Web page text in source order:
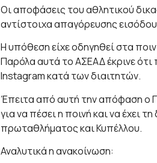
Οι αποφάσεις του αθλητικού
αντίστοιχα απαγόρευσης
Η υπόθεση είχε οδηγηθεί στα
Παρόλα αυτά το ΑΣΕΑΔ έκρινε ότι
Instagram κατά των διαιτητών.
Έπειτα από αυτή την απόφαση ο
για να πέσει η ποινή και να έχει
πρωταθλήματος και Κυπέλλου.
Αναλυτικά η ανακοίνωση: